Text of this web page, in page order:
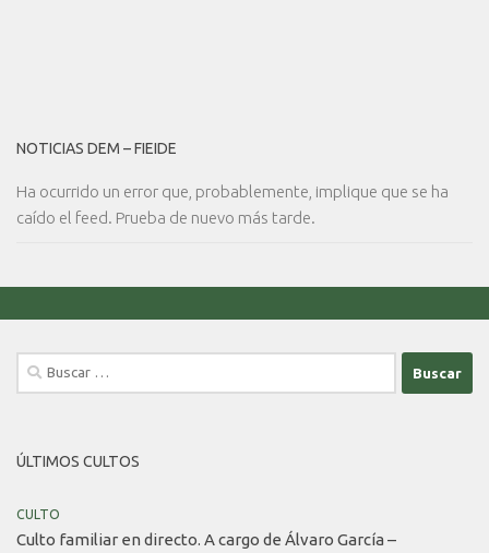
NOTICIAS DEM – FIEIDE
Ha ocurrido un error que, probablemente, implique que se ha
caído el feed. Prueba de nuevo más tarde.
Buscar:
ÚLTIMOS CULTOS
CULTO
Culto familiar en directo. A cargo de Álvaro García –